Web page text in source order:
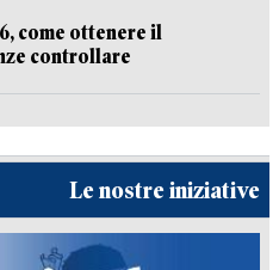
come ottenere il
controllare
Le nostre iniziative